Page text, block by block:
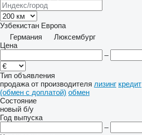
Узбекистан Европа
Германия
Люксембург
Цена
–
Тип объявления
продажа от производителя лизинг кредит
(обмен с доплатой) обмен
Состояние
новый б/у
Год выпуска
–